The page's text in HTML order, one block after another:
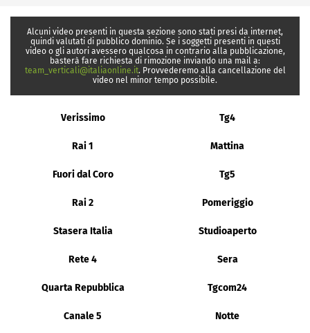
Alcuni video presenti in questa sezione sono stati presi da internet,
quindi valutati di pubblico dominio. Se i soggetti presenti in questi
video o gli autori avessero qualcosa in contrario alla pubblicazione,
basterà fare richiesta di rimozione inviando una mail a:
team_verticali@italiaonline.it. Provvederemo alla cancellazione del
video nel minor tempo possibile.
Verissimo Tg4
Rai 1 Mattina
Fuori dal Coro Tg5
Rai 2 Pomeriggio
Stasera Italia Studioaperto
Rete 4 Sera
Quarta Repubblica Tgcom24
Canale 5 Notte